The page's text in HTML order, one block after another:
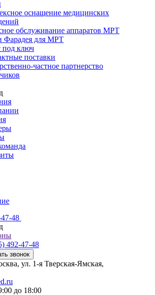
оснащение медицинских
обслуживание аппаратов МРТ
Фарадея для МРТ
под ключ
поставки
частное партнерство
48
492-47-48
звонок
ул. 1-я Тверская-Ямская,
до 18:00